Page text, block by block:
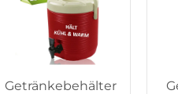
Getränkebehälter